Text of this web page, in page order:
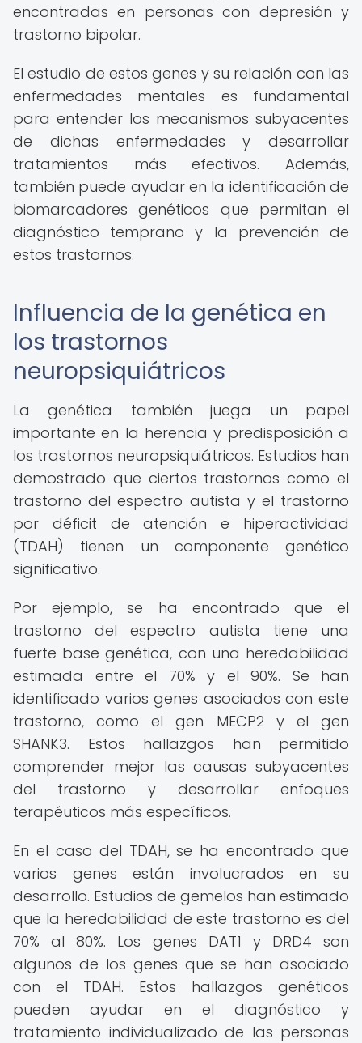
encontradas en personas con depresión y
trastorno bipolar.
El estudio de estos genes y su relación con las
enfermedades mentales es fundamental
para entender los mecanismos subyacentes
de dichas enfermedades y desarrollar
tratamientos más efectivos. Además,
también puede ayudar en la identificación de
biomarcadores genéticos que permitan el
diagnóstico temprano y la prevención de
estos trastornos.
Influencia de la genética en
los trastornos
neuropsiquiátricos
La genética también juega un papel
importante en la herencia y predisposición a
los trastornos neuropsiquiátricos. Estudios han
demostrado que ciertos trastornos como el
trastorno del espectro autista y el trastorno
por déficit de atención e hiperactividad
(TDAH) tienen un componente genético
significativo.
Por ejemplo, se ha encontrado que el
trastorno del espectro autista tiene una
fuerte base genética, con una heredabilidad
estimada entre el 70% y el 90%. Se han
identificado varios genes asociados con este
trastorno, como el gen MECP2 y el gen
SHANK3. Estos hallazgos han permitido
comprender mejor las causas subyacentes
del trastorno y desarrollar enfoques
terapéuticos más específicos.
En el caso del TDAH, se ha encontrado que
varios genes están involucrados en su
desarrollo. Estudios de gemelos han estimado
que la heredabilidad de este trastorno es del
70% al 80%. Los genes DAT1 y DRD4 son
algunos de los genes que se han asociado
con el TDAH. Estos hallazgos genéticos
pueden ayudar en el diagnóstico y
tratamiento individualizado de las personas